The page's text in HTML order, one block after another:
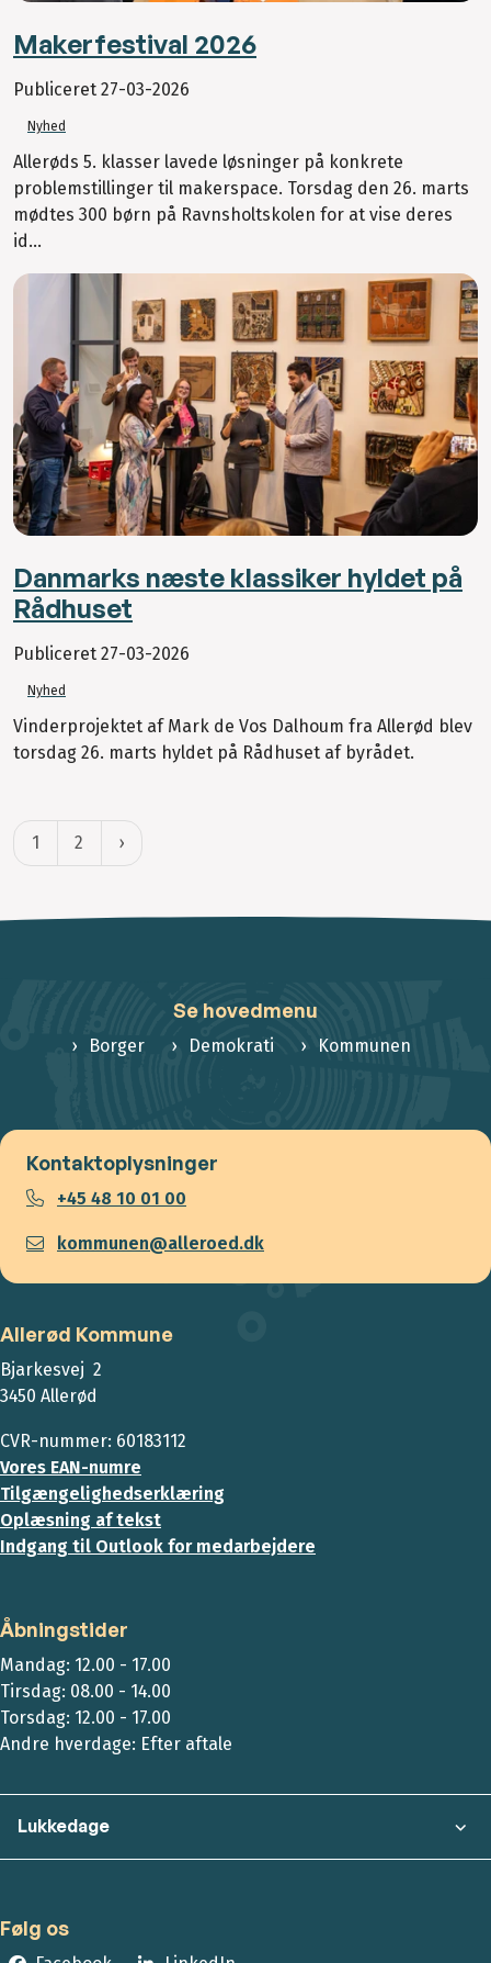
Makerfestival 2026
Publiceret 27-03-2026
Nyhed
Allerøds 5. klasser lavede løsninger på konkrete
problemstillinger til makerspace. Torsdag den 26. marts
mødtes 300 børn på Ravnsholtskolen for at vise deres
id...
Danmarks næste klassiker hyldet på
Rådhuset
Publiceret 27-03-2026
Nyhed
Vinderprojektet af Mark de Vos Dalhoum fra Allerød blev
torsdag 26. marts hyldet på Rådhuset af byrådet.
1 2
Se hovedmenu
Borger Demokrati Kommunen
Kontaktoplysninger
+45 48 10 01 00
kommunen@alleroed.dk
Allerød Kommune
Bjarkesvej 2
3450 Allerød
CVR-nummer: 60183112
Vores EAN-numre
Tilgængelighedserklæring
Oplæsning af tekst
Indgang til Outlook for medarbejdere
Åbningstider
Mandag: 12.00 - 17.00
Tirsdag: 08.00 - 14.00
Torsdag: 12.00 - 17.00
Andre hverdage: Efter aftale
Lukkedage
Følg os